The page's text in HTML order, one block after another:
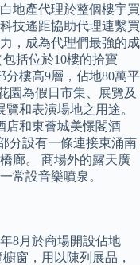
地產代理於整個樓宇買
技遙距協助代理連繫買
，成為代理們最強的成
括位於10樓的拾寶
分樓高9層，佔地80萬平
園為假日市集、展覽及
和表演場地之用途。
店和東薈城美憬閣酒
分設有一條連接東涌南
廊。 商場外的露天廣
常設音樂噴泉。
8月於商場開設佔地
窗，用以陳列展品，